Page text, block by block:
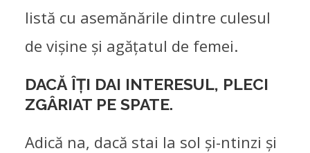
listă cu asemănările dintre culesul
de vișine și agățatul de femei.
DACĂ ÎȚI DAI INTERESUL, PLECI
ZGÂRIAT PE SPATE.
Adică na, dacă stai la sol și-ntinzi și